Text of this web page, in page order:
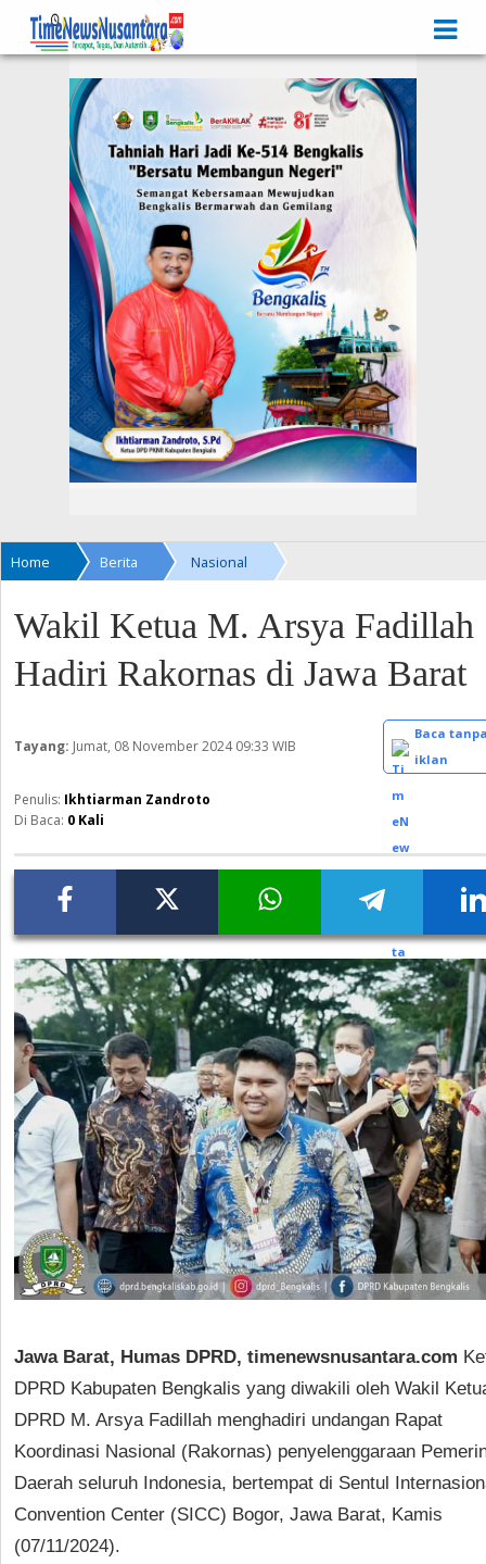
Iklan
Home Berita Nasional
Wakil Ketua M. Arsya Fadillah
Hadiri Rakornas di Jawa Barat
Tayang: Jumat, 08 November 202409:33 WIB
Baca
iklan
Ikhtiarman Zandroto
Di Baca: 0 Kali
Jawa Barat, Humas DPRD, timenewsnusantara.com
DPRD Kabupaten Bengkalis yang diwakili oleh Wakil
DPRD M. Arsya Fadillah menghadiri undangan Rapat
Koordinasi Nasional (Rakornas) penyelenggaraan
Daerah seluruh Indonesia, bertempat di Sentul
Convention Center (SICC) Bogor, Jawa Barat, Kamis
(07/11/2024).